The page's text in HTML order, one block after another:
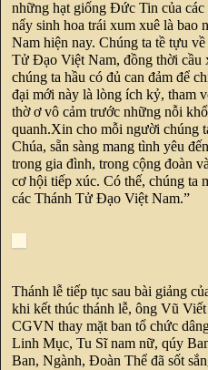
những hạt giống Đức Tin của
nẩy sinh hoa trái xum xuê là bao
Nam hiện nay. Chúng ta tề tựu
Tử Đạo Việt Nam, đồng thời cầu
chúng ta hầu có đủ can đảm để
đại mới này là lòng ích kỷ, tham
thờ ơ vô cảm trước những nỗi
quanh.Xin cho mỗi người chúng
Chúa, sẵn sàng mang tình yêu
trong gia đình, trong cộng đoàn
cơ hội tiếp xúc. Có thế, chúng ta
các Thánh Tử Đạo Việt Nam.”
Thánh lễ tiếp tục sau bài giảng
khi kết thúc thánh lễ, ông Vũ
CGVN thay mặt ban tổ chức
Linh Mục, Tu Sĩ nam nữ, qúy
Ban, Ngành, Đoàn Thể đã sốt